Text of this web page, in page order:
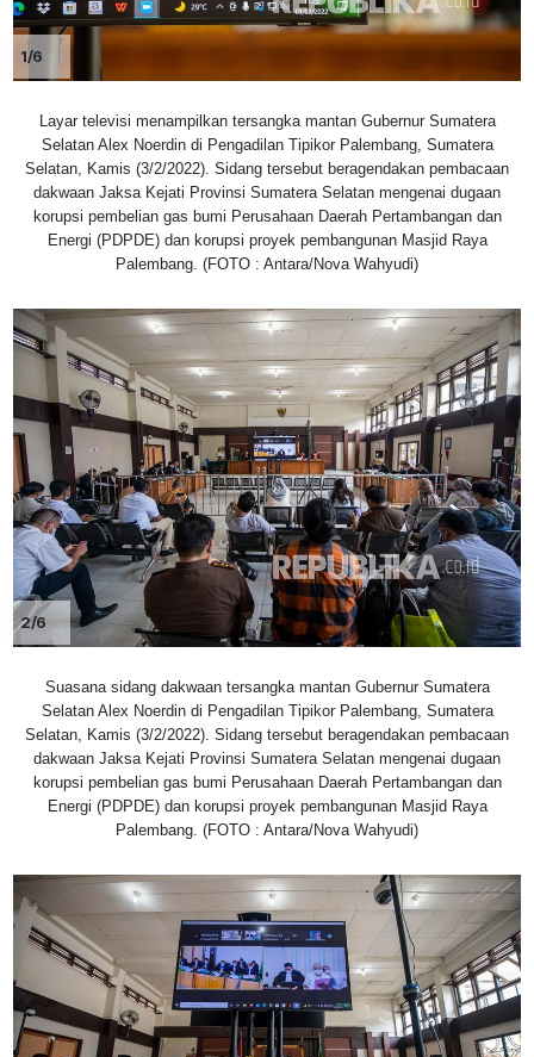
1/6
Layar televisi menampilkan tersangka mantan Gubernur Sumatera
Selatan Alex Noerdin di Pengadilan Tipikor Palembang, Sumatera
Selatan, Kamis (3/2/2022). Sidang tersebut beragendakan pembacaan
dakwaan Jaksa Kejati Provinsi Sumatera Selatan mengenai dugaan
korupsi pembelian gas bumi Perusahaan Daerah Pertambangan dan
Energi (PDPDE) dan korupsi proyek pembangunan Masjid Raya
Palembang. (FOTO : Antara/Nova Wahyudi)
2/6
Suasana sidang dakwaan tersangka mantan Gubernur Sumatera
Selatan Alex Noerdin di Pengadilan Tipikor Palembang, Sumatera
Selatan, Kamis (3/2/2022). Sidang tersebut beragendakan pembacaan
dakwaan Jaksa Kejati Provinsi Sumatera Selatan mengenai dugaan
korupsi pembelian gas bumi Perusahaan Daerah Pertambangan dan
Energi (PDPDE) dan korupsi proyek pembangunan Masjid Raya
Palembang. (FOTO : Antara/Nova Wahyudi)